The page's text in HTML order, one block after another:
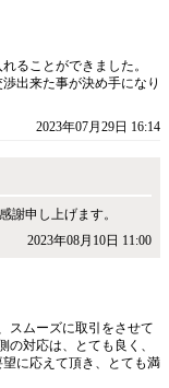
ることができました。
出来た事が決め手になり
2023年07月29日 16:14
謝申し上げます。
2023年08月10日 11:00
スムーズに取引をさせて
対応は、とても良く、
に応えて頂き、とても満